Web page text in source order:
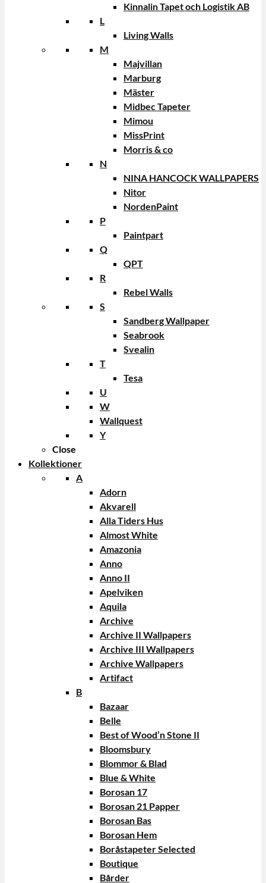
Kinnalin Tapet och Logistik AB
L
Living Walls
M
Majvillan
Marburg
Mäster
Midbec Tapeter
Mimou
MissPrint
Morris & co
N
NINA HANCOCK WALLPAPERS
Nitor
NordenPaint
P
Paintpart
Q
QPT
R
Rebel Walls
S
Sandberg Wallpaper
Seabrook
Svealin
T
Tesa
U
W
Wallquest
Y
Close
Kollektioner
A
Adorn
Akvarell
Alla Tiders Hus
Almost White
Amazonia
Anno
Anno II
Apelviken
Aquila
Archive
Archive II Wallpapers
Archive III Wallpapers
Archive Wallpapers
Artifact
B
Bazaar
Belle
Best of Wood’n Stone II
Bloomsbury
Blommor & Blad
Blue & White
Borosan 17
Borosan 21 Papper
Borosan Bas
Borosan Hem
Boråstapeter Selected
Boutique
Bårder